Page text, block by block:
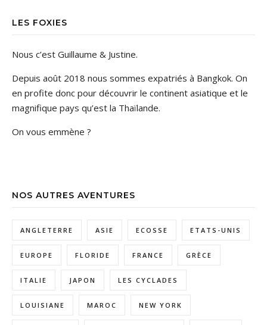
LES FOXIES
Nous c’est Guillaume & Justine.
Depuis août 2018 nous sommes expatriés à Bangkok. On
en profite donc pour découvrir le continent asiatique et le
magnifique pays qu’est la Thaïlande.
On vous emmène ?
NOS AUTRES AVENTURES
ANGLETERRE ASIE ECOSSE ETATS-UNIS
EUROPE FLORIDE FRANCE GRÈCE
ITALIE JAPON LES CYCLADES
LOUISIANE MAROC NEW YORK